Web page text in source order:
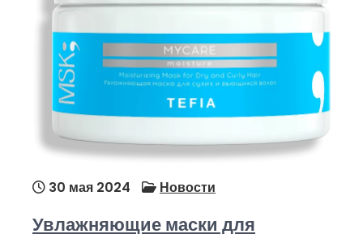
30 мая 2024 Новости
Увлажняющие маски для